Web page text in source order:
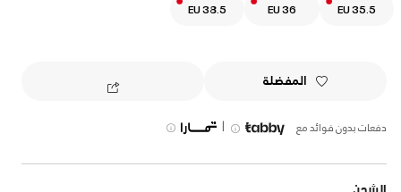
EU 35.5
EU 36
EU 38.5
المفضلة
دفعات بدون فوائد مع |
الشحن